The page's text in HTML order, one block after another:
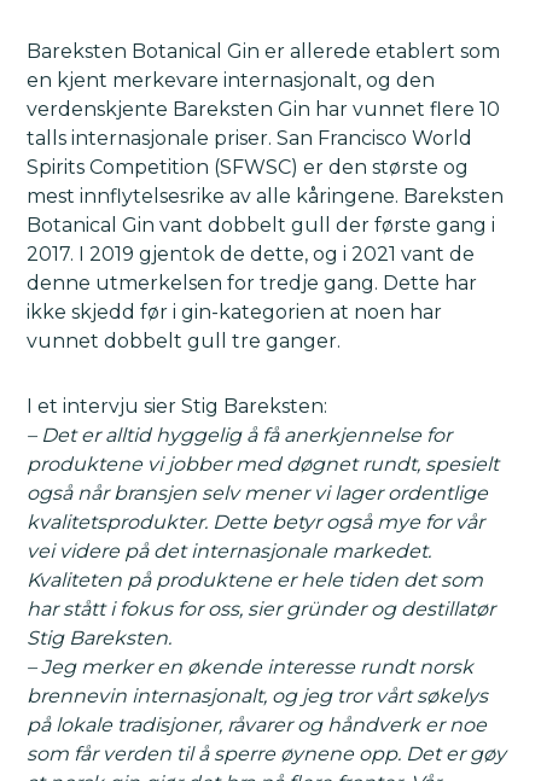
Bareksten Botanical Gin er allerede etablert som
en kjent merkevare internasjonalt, og den
verdenskjente Bareksten Gin har vunnet flere 10
talls internasjonale priser. San Francisco World
Spirits Competition (SFWSC) er den største og
mest innflytelsesrike av alle kåringene. Bareksten
Botanical Gin vant dobbelt gull der første gang i
2017. I 2019 gjentok de dette, og i 2021 vant de
denne utmerkelsen for tredje gang. Dette har
ikke skjedd før i gin-kategorien at noen har
vunnet dobbelt gull tre ganger.
I et intervju sier Stig Bareksten:
– Det er alltid hyggelig å få anerkjennelse for
produktene vi jobber med døgnet rundt, spesielt
også når bransjen selv mener vi lager ordentlige
kvalitetsprodukter. Dette betyr også mye for vår
vei videre på det internasjonale markedet.
Kvaliteten på produktene er hele tiden det som
har stått i fokus for oss, sier gründer og destillatør
Stig Bareksten.
– Jeg merker en økende interesse rundt norsk
brennevin internasjonalt, og jeg tror vårt søkelys
på lokale tradisjoner, råvarer og håndverk er noe
som får verden til å sperre øynene opp. Det er gøy